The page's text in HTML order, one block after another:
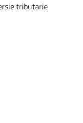
tributarie